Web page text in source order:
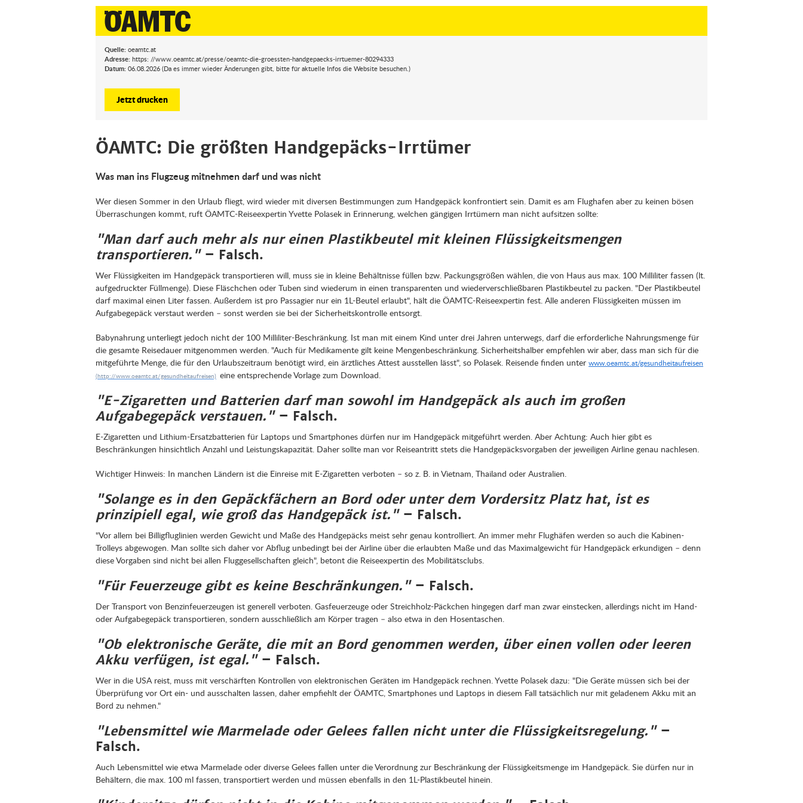
Quelle: oeamtc.at
Adresse: https: //www.oeamtc.at/presse/oeamtc-die-groessten-handgepaecks-irrtuemer-80294333
Datum: 06.08.2026 (Da es immer wieder Änderungen gibt, bitte für aktuelle Infos die Website besuchen.)
Jetzt drucken
ÖAMTC: Die größten Handgepäcks-Irrtümer
Was man ins Flugzeug mitnehmen darf und was nicht
Wer diesen Sommer in den Urlaub fliegt, wird wieder mit diversen Bestimmungen zum Handgepäck konfrontiert sein. Damit es am Flughafen aber zu keinen bösen
Überraschungen kommt, ruft ÖAMTC-Reiseexpertin Yvette Polasek in Erinnerung, welchen gängigen Irrtümern man nicht aufsitzen sollte:
"Man darf auch mehr als nur einen Plastikbeutel mit kleinen Flüssigkeitsmengen
transportieren." – Falsch.
Wer Flüssigkeiten im Handgepäck transportieren will, muss sie in kleine Behältnisse füllen bzw. Packungsgrößen wählen, die von Haus aus max. 100 Milliliter fassen (lt.
aufgedruckter Füllmenge). Diese Fläschchen oder Tuben sind wiederum in einen transparenten und wiederverschließbaren Plastikbeutel zu packen. "Der Plastikbeutel
darf maximal einen Liter fassen. Außerdem ist pro Passagier nur ein 1L-Beutel erlaubt", hält die ÖAMTC-Reiseexpertin fest. Alle anderen Flüssigkeiten müssen im
Aufgabegepäck verstaut werden – sonst werden sie bei der Sicherheitskontrolle entsorgt.
Babynahrung unterliegt jedoch nicht der 100 Milliliter-Beschränkung. Ist man mit einem Kind unter drei Jahren unterwegs, darf die erforderliche Nahrungsmenge für
die gesamte Reisedauer mitgenommen werden. "Auch für Medikamente gilt keine Mengenbeschränkung. Sicherheitshalber empfehlen wir aber, dass man sich für die
mitgeführte Menge, die für den Urlaubszeitraum benötigt wird, ein ärztliches Attest ausstellen lässt", so Polasek. Reisende finden unter www.oeamtc.at/gesundheitaufreisen
eine entsprechende Vorlage zum Download.
"E-Zigaretten und Batterien darf man sowohl im Handgepäck als auch im großen
Aufgabegepäck verstauen." – Falsch.
E-Zigaretten und Lithium-Ersatzbatterien für Laptops und Smartphones dürfen nur im Handgepäck mitgeführt werden. Aber Achtung: Auch hier gibt es
Beschränkungen hinsichtlich Anzahl und Leistungskapazität. Daher sollte man vor Reiseantritt stets die Handgepäcksvorgaben der jeweiligen Airline genau nachlesen.
Wichtiger Hinweis: In manchen Ländern ist die Einreise mit E-Zigaretten verboten – so z. B. in Vietnam, Thailand oder Australien.
"Solange es in den Gepäckfächern an Bord oder unter dem Vordersitz Platz hat, ist es
prinzipiell egal, wie groß das Handgepäck ist." – Falsch.
"Vor allem bei Billigfluglinien werden Gewicht und Maße des Handgepäcks meist sehr genau kontrolliert. An immer mehr Flughäfen werden so auch die Kabinen-
Trolleys abgewogen. Man sollte sich daher vor Abflug unbedingt bei der Airline über die erlaubten Maße und das Maximalgewicht für Handgepäck erkundigen – denn
diese Vorgaben sind nicht bei allen Fluggesellschaften gleich", betont die Reiseexpertin des Mobilitätsclubs.
"Für Feuerzeuge gibt es keine Beschränkungen."– Falsch.
Der Transport von Benzinfeuerzeugen ist generell verboten. Gasfeuerzeuge oder Streichholz-Päckchen hingegen darf man zwar einstecken, allerdings nicht im Hand-
oder Aufgabegepäck transportieren, sondern ausschließlich am Körper tragen – also etwa in den Hosentaschen.
"Ob elektronische Geräte, die mit an Bord genommen werden, über einen vollen oder leeren
Akku verfügen, ist egal."– Falsch.
Wer in die USA reist, muss mit verschärften Kontrollen von elektronischen Geräten im Handgepäck rechnen. Yvette Polasek dazu: "Die Geräte müssen sich bei der
Überprüfung vor Ort ein- und ausschalten lassen, daher empfiehlt der ÖAMTC, Smartphones und Laptops in diesem Fall tatsächlich nur mit geladenem Akku mit an
Bord zu nehmen."
"Lebensmittel wie Marmelade oder Gelees fallen nicht unter die Flüssigkeitsregelung."–
Falsch.
Auch Lebensmittel wie etwa Marmelade oder diverse Gelees fallen unter die Verordnung zur Beschränkung der Flüssigkeitsmenge im Handgepäck. Sie dürfen nur in
Behältern, die max. 100 ml fassen, transportiert werden und müssen ebenfalls in den 1L-Plastikbeutel hinein.